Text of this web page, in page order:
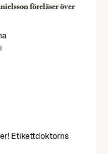
föreläser över
Etikettdoktorns